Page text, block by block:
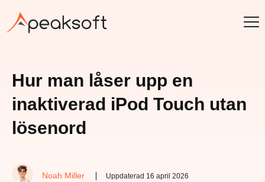
Hur man låser upp en
inaktiverad iPod Touch utan
lösenord
Noah Miller Uppdaterad 16 april 2026